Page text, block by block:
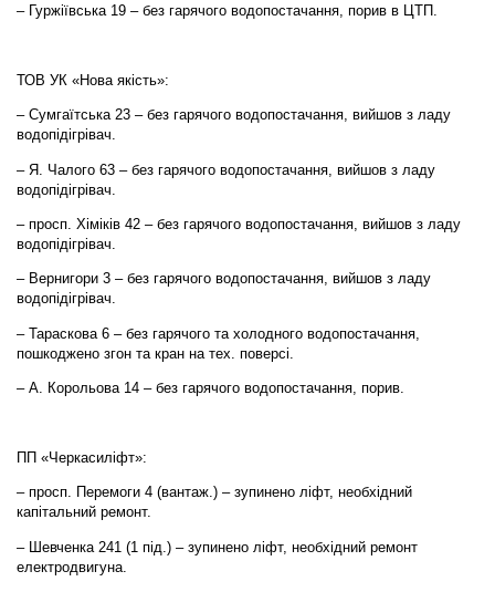
– Гуржіївська 19 – без гарячого водопостачання, порив в ЦТП.
ТОВ УК «Нова якість»:
– Сумгаїтська 23 – без гарячого водопостачання, вийшов з ладу
водопідігрівач.
– Я. Чалого 63 – без гарячого водопостачання, вийшов з ладу
водопідігрівач.
– просп. Хіміків 42 – без гарячого водопостачання, вийшов з ладу
водопідігрівач.
– Вернигори 3 – без гарячого водопостачання, вийшов з ладу
водопідігрівач.
– Тараскова 6 – без гарячого та холодного водопостачання,
пошкоджено згон та кран на тех. поверсі.
– А. Корольова 14 – без гарячого водопостачання, порив.
ПП «Черкасиліфт»:
– просп. Перемоги 4 (вантаж.) – зупинено ліфт, необхідний
капітальний ремонт.
– Шевченка 241 (1 під.) – зупинено ліфт, необхідний ремонт
електродвигуна.